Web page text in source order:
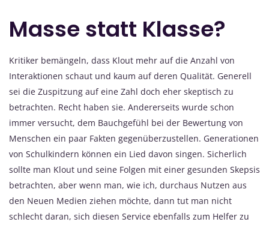
Masse statt Klasse?
Kritiker bemängeln, dass Klout mehr auf die Anzahl von
Interaktionen schaut und kaum auf deren Qualität. Generell
sei die Zuspitzung auf eine Zahl doch eher skeptisch zu
betrachten. Recht haben sie. Andererseits wurde schon
immer versucht, dem Bauchgefühl bei der Bewertung von
Menschen ein paar Fakten gegenüberzustellen. Generationen
von Schulkindern können ein Lied davon singen. Sicherlich
sollte man Klout und seine Folgen mit einer gesunden Skepsis
betrachten, aber wenn man, wie ich, durchaus Nutzen aus
den Neuen Medien ziehen möchte, dann tut man nicht
schlecht daran, sich diesen Service ebenfalls zum Helfer zu